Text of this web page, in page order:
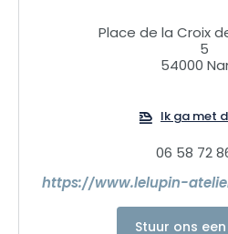
Place de la Croix
5
54000
Ik ga met
06 58 72
https://www.lelupin-
Stuur ons